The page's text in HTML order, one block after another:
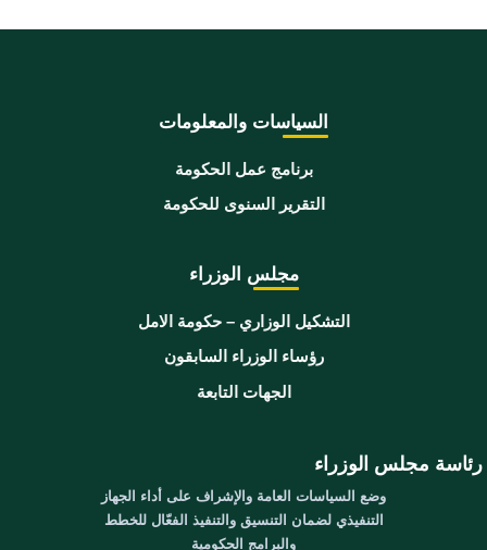
السياسات والمعلومات
برنامج عمل الحكومة
التقرير السنوى للحكومة
مجلس الوزراء
التشكيل الوزاري – حكومة الامل
رؤساء الوزراء السابقون
الجهات التابعة
رئاسة مجلس الوزراء
وضع السياسات العامة والإشراف على أداء الجهاز
التنفيذي لضمان التنسيق والتنفيذ الفعّال للخطط
والبرامج الحكومية